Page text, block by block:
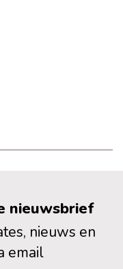
nieuwsbrief
nieuws en
email